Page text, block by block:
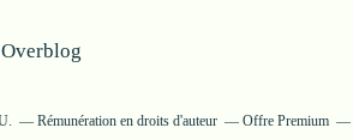
Overblog
Rémunération en droits d'auteur Offre Premium